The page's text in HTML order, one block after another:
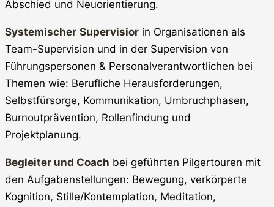
Abschied und Neuorientierung.
Systemischer Supervisior in Organisationen als
Team-Supervision und in der Supervision von
Führungspersonen & Personalverantwortlichen bei
Themen wie: Berufliche Herausforderungen,
Selbstfürsorge, Kommunikation, Umbruchphasen,
Burnoutprävention, Rollenfindung und
Projektplanung.
Begleiter und Coach bei geführten Pilgertouren mit
den Aufgabenstellungen: Bewegung, verkörperte
Kognition, Stille/Kontemplation, Meditation,